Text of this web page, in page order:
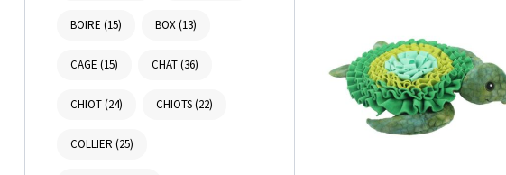
BOIRE (15) BOX(13)
CAGE (15) CHAT(36)
CHIOT(24) CHIOTS(22)
COLLIER (25)